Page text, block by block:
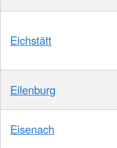
Eichstätt
Eilenburg
Eisenach